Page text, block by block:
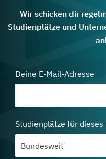
Wir schicken dir
Studienplätze und
Deine E-Mail-Adresse
Studienplätze für dieses